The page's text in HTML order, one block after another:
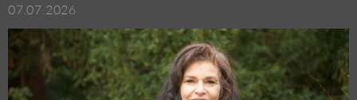
07.07.2026